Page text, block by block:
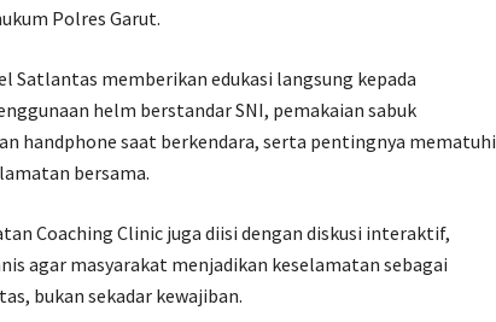
Polres Garut.
Satlantas memberikan edukasi langsung kepada
helm berstandar SNI, pemakaian sabuk
handphone saat berkendara, serta pentingnya mematuhi
bersama.
Coaching Clinic juga diisi dengan diskusi interaktif,
agar masyarakat menjadikan keselamatan sebagai
bukan sekadar kewajiban.